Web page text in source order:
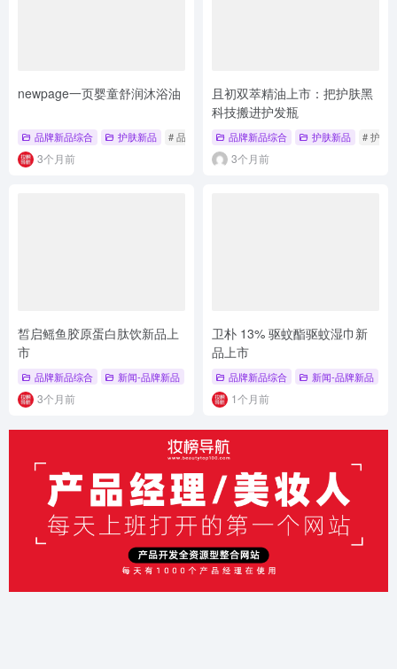
newpage一页婴童舒润沐浴油
品牌新品综合 护肤新品 # 品牌新品综合 # 新品上市 # 护肤新品
3个月前
且初双萃精油上市：把护肤黑
科技搬进护发瓶
品牌新品综合 护肤新品 # 护肤
3个月前
皙启鳐鱼胶原蛋白肽饮新品上
市
品牌新品综合 新闻-品牌新品 # 新品上市 # 品牌新品 # 皙启
3个月前
卫朴 13% 驱蚊酯驱蚊湿巾新
品上市
品牌新品综合 新闻-品牌新品
1个月前